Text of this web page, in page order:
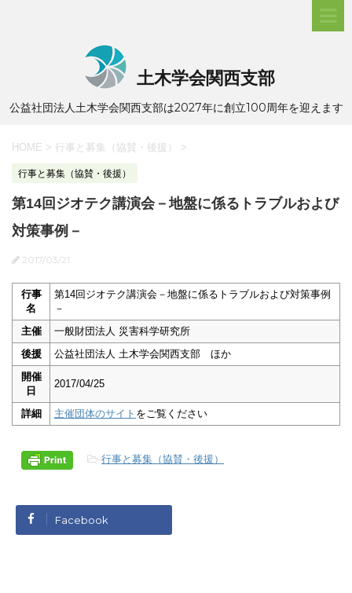
土木学会関西支部
公益社団法人土木学会関西支部は2027年に創立100周年を迎えます
HOME > 行事と募集（協賛・後援） >
行事と募集（協賛・後援）
第14回ジオテク講演会－地盤に係るトラブルおよび
対策事例－
2017/03/21
行事
名
第14回ジオテク講演会－地盤に係るトラブルおよび対策事例
－
主催
一般財団法人 災害科学研究所
後援
公益社団法人 土木学会関西支部 ほか
開催
日
2017/04/25
詳細 主催団体のサイト をご覧ください
-行事と募集（協賛・後援）
Facebook